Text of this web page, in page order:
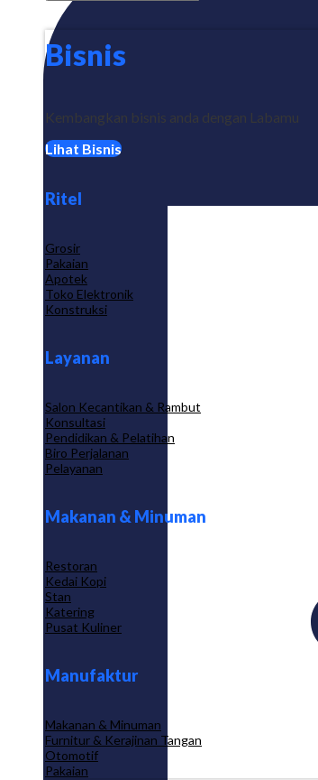
Bisnis
Kembangkan bisnis anda dengan Labamu
Lihat Bisnis
Ritel
Grosir
Pakaian
Apotek
Toko Elektronik
Konstruksi
Layanan
Salon Kecantikan & Rambut
Konsultasi
Pendidikan & Pelatihan
Biro Perjalanan
Pelayanan
Makanan & Minuman
Restoran
Kedai Kopi
Stan
Katering
Pusat Kuliner
Manufaktur
Makanan & Minuman
Furnitur & Kerajinan Tangan
Otomotif
Pakaian